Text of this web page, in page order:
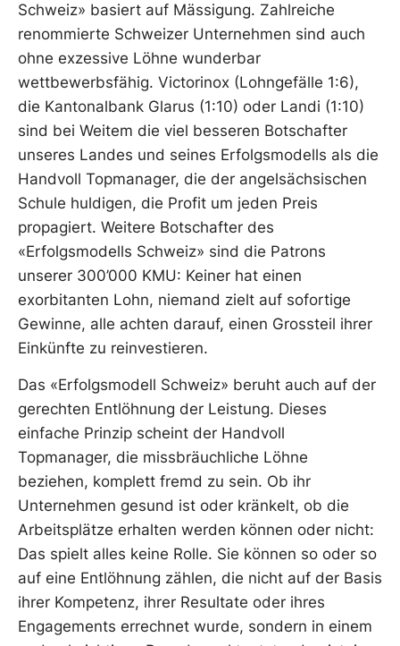
Schweiz» basiert auf Mässigung. Zahlreiche
renommierte Schweizer Unternehmen sind auch
ohne exzessive Löhne wunderbar
wettbewerbsfähig. Victorinox (Lohngefälle 1:6),
die Kantonalbank Glarus (1:10) oder Landi (1:10)
sind bei Weitem die viel besseren Botschafter
unseres Landes und seines Erfolgsmodells als die
Handvoll Topmanager, die der angelsächsischen
Schule huldigen, die Profit um jeden Preis
propagiert. Weitere Botschafter des
«Erfolgsmodells Schweiz» sind die Patrons
unserer 300’000 KMU: Keiner hat einen
exorbitanten Lohn, niemand zielt auf sofortige
Gewinne, alle achten darauf, einen Grossteil ihrer
Einkünfte zu reinvestieren.
Das «Erfolgsmodell Schweiz» beruht auch auf der
gerechten Entlöhnung der Leistung. Dieses
einfache Prinzip scheint der Handvoll
Topmanager, die missbräuchliche Löhne
beziehen, komplett fremd zu sein. Ob ihr
Unternehmen gesund ist oder kränkelt, ob die
Arbeitsplätze erhalten werden können oder nicht:
Das spielt alles keine Rolle. Sie können so oder so
auf eine Entlöhnung zählen, die nicht auf der Basis
ihrer Kompetenz, ihrer Resultate oder ihres
Engagements errechnet wurde, sondern in einem